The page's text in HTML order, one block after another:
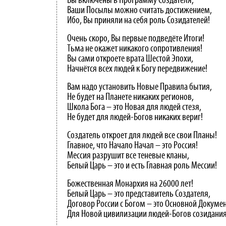
Ваши Посылы можно считать достижением,
Ибо, Вы приняли на себя роль Созидателей!
Очень скоро, Вы первые подведёте Итоги!
Тьма не окажет никакого сопротивления!
Вы сами откроете врата Шестой Эпохи,
Начнётся всех людей к Богу передвижение!
Вам надо установить Новые Правила бытия,
Не будет на Планете никаких регионов,
Школа Бога – это Новая для людей стезя,
Не будет для людей-Богов никаких вериг!
Создатель откроет для людей все свои Планы!
Главное, что Начало Начал – это Россия!
Мессия разрушит все теневые кланы,
Белый Царь – это и есть Главная роль Мессии!
Божественная Монархия на 26000 лет!
Белый Царь – это представитель Создателя,
Договор России с Богом – это Основной
Для Новой цивилизации людей-Богов